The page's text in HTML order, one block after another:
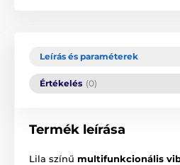
Leírás és paraméterek
Értékelés (0)
Termék leírása
Lila színű multifunkcionális